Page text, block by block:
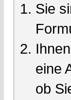
Sie
eine
ob